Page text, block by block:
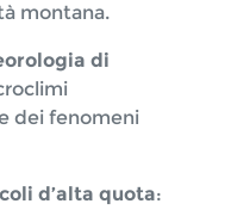
montana.
di
dei fenomeni
d’alta quota: